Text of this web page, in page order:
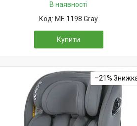
В наявності
ME 1198 Gray
Купити
–21%